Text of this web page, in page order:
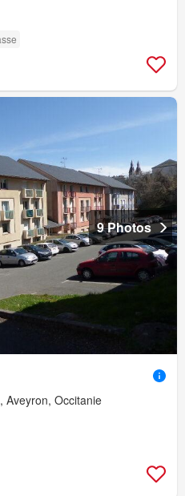
9 Photos
Aveyron, Occitanie